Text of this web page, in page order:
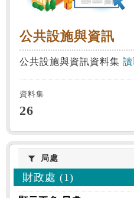
公共設施與
公共設施與資訊
公共設施與資訊資料集
資料集
26
局處局處
財政處 (1)